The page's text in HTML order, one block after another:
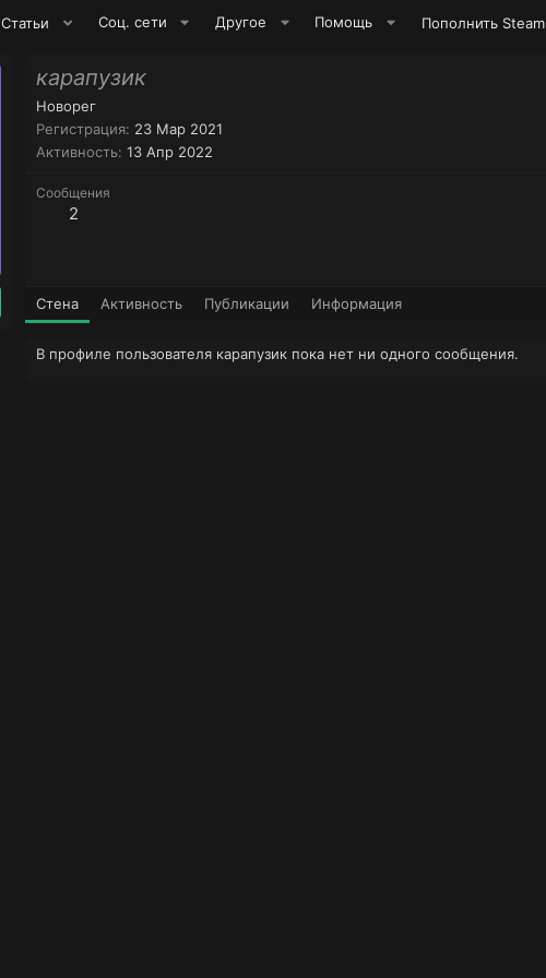
Статьи Соц. сети Другое Помощь Пополнить Steam
карапузик
Новорег
Регистрация 23 Мар 2021
Активность 13 Апр 2022
Сообщения
2
Стена Активность Публикации Информация
В профиле пользователя карапузик пока нет ни одного сообщения.